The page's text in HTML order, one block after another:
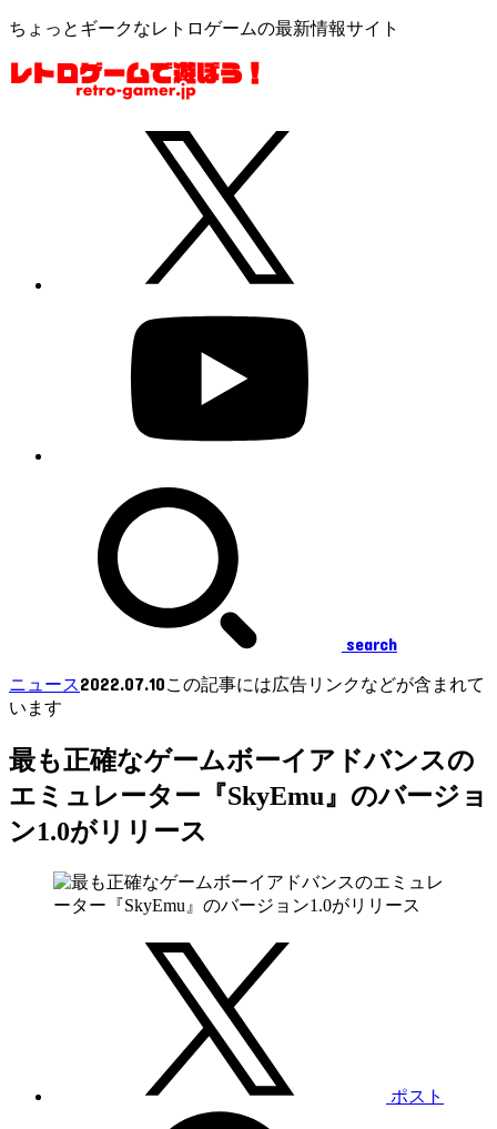
ちょっとギークなレトロゲームの最新情報サイト
search
ニュース2022.07.10この記事には広告リンクなどが含まれて
います
最も正確なゲームボーイアドバンスの
エミュレーター『SkyEmu』のバージョ
ン1.0がリリース
ポスト